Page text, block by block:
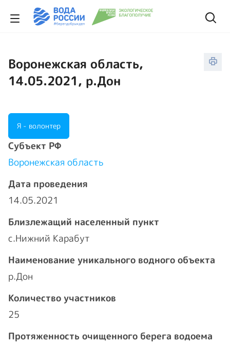
Воронежская область,
14.05.2021, р.Дон
Я - волонтер
Cубъект РФ
Воронежская область
Дата проведения
14.05.2021
Близлежащий населенный пункт
с.Нижний Карабут
Наименование уникального водного объекта
р.Дон
Количество участников
25
Протяженность очищенного берега водоема